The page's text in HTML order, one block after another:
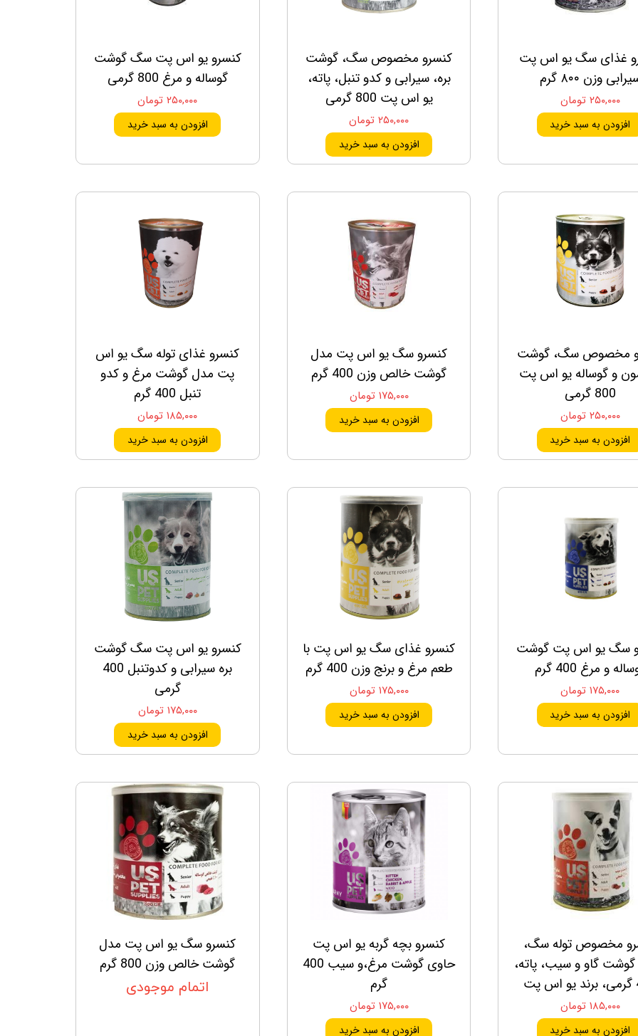
غذای سگ یو اس پت
وزن ۸۰۰ گرم
۲۵۰,۰۰۰ تومان
افزودن به سبد خرید
کنسرو مخصوص سگ، گوشت
بره، سیرابی و کدو تنبل، پاته،
یو اس پت 800 گرمی
۲۵۰,۰۰۰ تومان
افزودن به سبد خرید
کنسرو یو اس پت سگ گوشت
گوساله و مرغ 800 گرمی
۲۵۰,۰۰۰ تومان
افزودن به سبد خرید
مخصوص سگ، گوشت
و گوساله یو اس پت
800 گرمی
۲۵۰,۰۰۰ تومان
افزودن به سبد خرید
کنسرو سگ یو اس پت مدل
گوشت خالص وزن 400 گرم
۱۷۵,۰۰۰ تومان
افزودن به سبد خرید
کنسرو غذای توله سگ یو اس
پت مدل گوشت مرغ و کدو
تنبل 400 گرم
۱۸۵,۰۰۰ تومان
افزودن به سبد خرید
سگ یو اس پت گوشت
و مرغ 400 گرم
۱۷۵,۰۰۰ تومان
افزودن به سبد خرید
کنسرو غذای سگ یو اس پت با
طعم مرغ و برنج وزن 400 گرم
۱۷۵,۰۰۰ تومان
افزودن به سبد خرید
کنسرو یو اس پت سگ گوشت
بره سیرابی و کدوتنبل 400
گرمی
۱۷۵,۰۰۰ تومان
افزودن به سبد خرید
مخصوص توله سگ،
گاو و سیب، پاته،
۱۸۵,۰۰۰ تومان
افزودن به سبد خرید
کنسرو بچه گربه یو اس پت
حاوی گوشت مرغ،و سیب 400
گرم
۱۷۵,۰۰۰ تومان
افزودن به سبد خرید
کنسرو سگ یو اس پت مدل
گوشت خالص وزن 800 گرم
اتمام موجودی